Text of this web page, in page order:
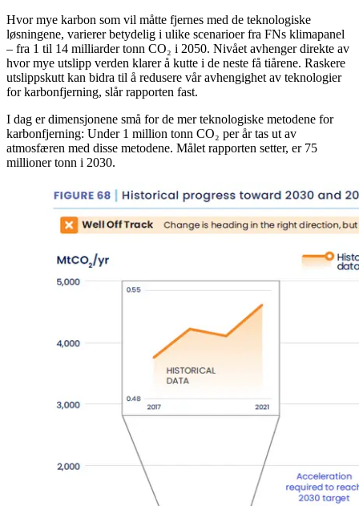
Hvor mye karbon som vil måtte fjernes med de teknologiske
løsningene, varierer betydelig i ulike scenarioer fra FNs klimapanel
– fra 1 til 14 milliarder tonn CO₂ i 2050. Nivået avhenger direkte av
hvor mye utslipp verden klarer å kutte i de neste få tiårene. Raskere
utslippskutt kan bidra til å redusere vår avhengighet av teknologier
for karbonfjerning, slår rapporten fast.
I dag er dimensjonene små for de mer teknologiske metodene for
karbonfjerning: Under 1 million tonn CO₂ per år tas ut av
atmosfæren med disse metodene. Målet rapporten setter, er 75
millioner tonn i 2030.